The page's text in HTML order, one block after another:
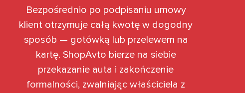
Bezpośrednio po podpisaniu umowy
klient otrzymuje całą kwotę w dogodny
sposób — gotówką lub przelewem na
kartę. ShopAvto bierze na siebie
przekazanie auta i zakończenie
formalności, zwalniając właściciela z